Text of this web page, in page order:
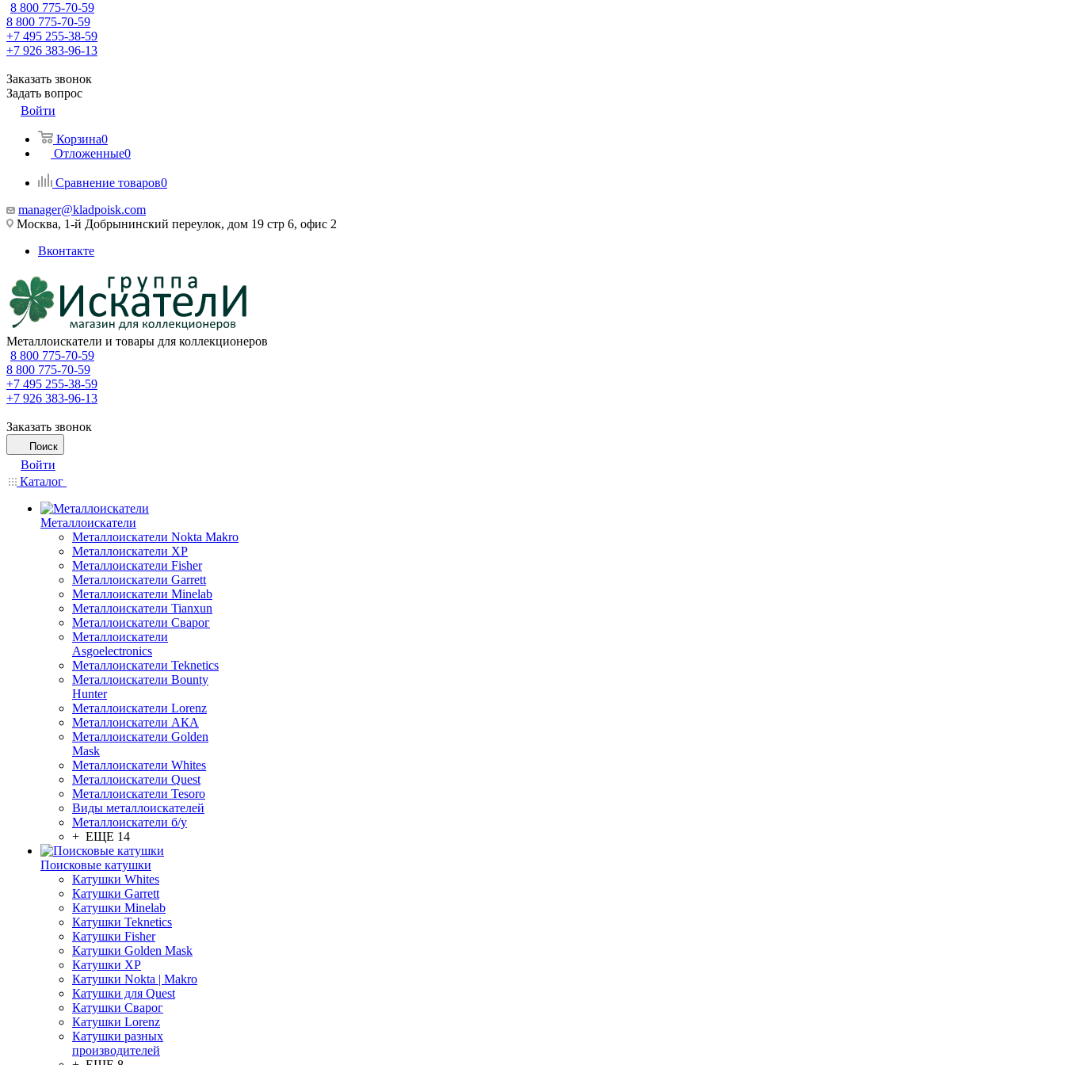
8 800 775-70-59
8 800 775-70-59
+7 495 255-38-59
+7 926 383-96-13
Заказать звонок
Задать вопрос
Войти
Корзина0
Отложенные0
Сравнение товаров0
manager@kladpoisk.com
Москва, 1-й Добрынинский переулок, дом 19 стр 6, офис 2
Вконтакте
Металлоискатели и товары для коллекционеров
8 800 775-70-59
8 800 775-70-59
+7 495 255-38-59
+7 926 383-96-13
Заказать звонок
Поиск
Войти
Каталог
Металлоискатели
Металлоискатели Nokta Makro
Металлоискатели XP
Металлоискатели Fisher
Металлоискатели Garrett
Металлоискатели Minelab
Металлоискатели Tianxun
Металлоискатели Сварог
Металлоискатели
Asgoelectronics
Металлоискатели Teknetics
Металлоискатели Bounty
Hunter
Металлоискатели Lorenz
Металлоискатели АКА
Металлоискатели Golden
Mask
Металлоискатели Whites
Металлоискатели Quest
Металлоискатели Tesoro
Виды металлоискателей
Металлоискатели б/у
+ ЕЩЕ 14
Поисковые катушки
Катушки Whites
Катушки Garrett
Катушки Minelab
Катушки Teknetics
Катушки Fisher
Катушки Golden Mask
Катушки XP
Катушки Nokta | Makro
Катушки для Quest
Катушки Сварог
Катушки Lorenz
Катушки разных
производителей